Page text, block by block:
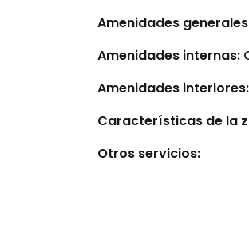
Amenidades
Amenidades internas:
Amenidades interiores:
Características de la
Otros servicios: